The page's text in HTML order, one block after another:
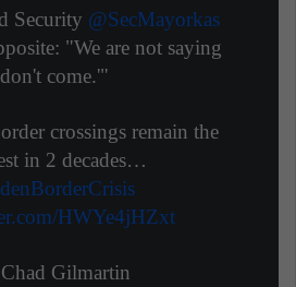
Security @SecMayorkas
"We are not saying
come.'"
crossings remain the
in 2 decades…
HWYe4jHZxt
Gilmartin